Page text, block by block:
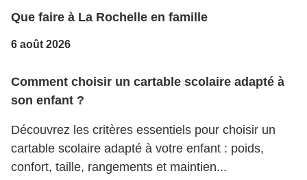
Que faire à La Rochelle en famille
6 août 2026
Comment choisir un cartable scolaire adapté à
son enfant ?
Découvrez les critères essentiels pour choisir un
cartable scolaire adapté à votre enfant : poids,
confort, taille, rangements et maintien...